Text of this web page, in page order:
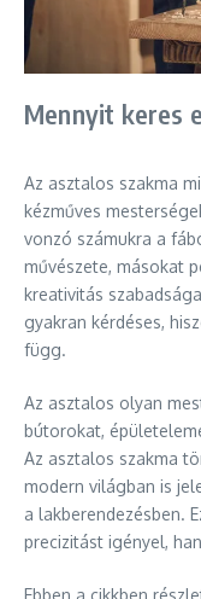
Mennyit keres
Az asztalos szakma
kézműves
vonzó számukra a
művészete, másokat
kreativitás
gyakran kérdéses,
függ.
Az asztalos olyan
bútorokat,
Az asztalos szakma
modern világban is
a lakberendezésben.
precizitást igényel,
Ebben a cikkben